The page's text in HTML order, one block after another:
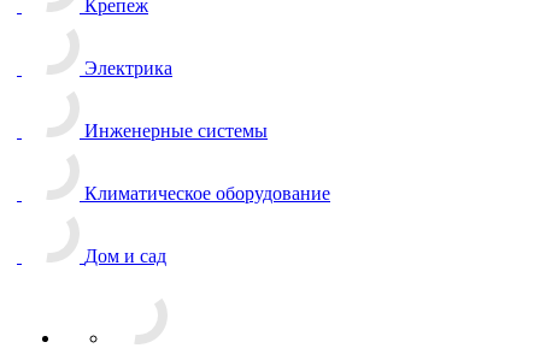
Крепеж
Электрика
Инженерные системы
Климатическое оборудование
Дом и сад